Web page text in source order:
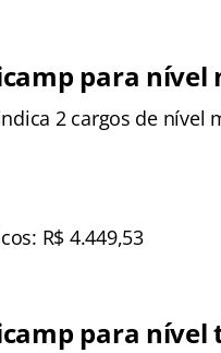
para nível
2 cargos de nível
R$ 4.449,53
para nível